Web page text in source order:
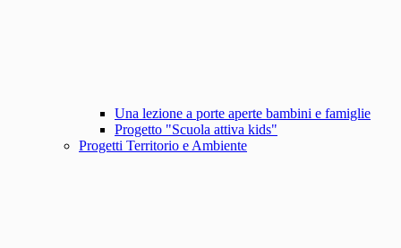
Una lezione a porte aperte bambini e famiglie
Progetto "Scuola attiva kids"
Progetti Territorio e Ambiente